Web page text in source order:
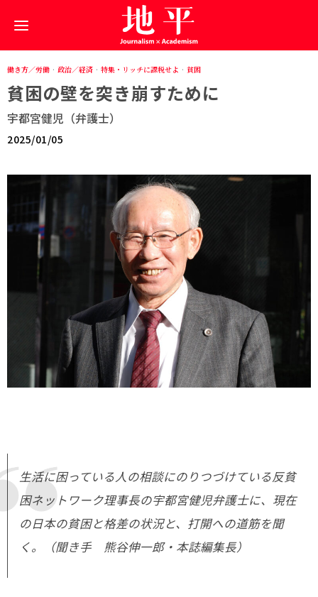
働き方／労働 · 政治／経済 · 特集・リッチに課税せよ · 貧困
貧困の壁を突き崩すために
宇都宮健児（弁護士）
2025/01/05
生活に困っている人の相談にのりつづけている反貧
困ネットワーク理事長の宇都宮健児弁護士に、現在
の日本の貧困と格差の状況と、打開への道筋を聞
く。（聞き手 熊谷伸一郎・本誌編集長）